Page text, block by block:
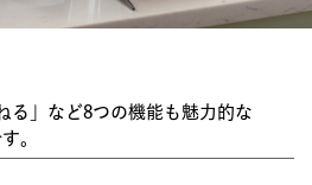
る」など8つの機能も魅力的な
。